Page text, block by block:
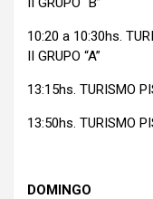
10:20 a 10:30hs.
II GRUPO “A”
13:15hs. TURISMO
13:50hs. TURISMO
DOMINGO